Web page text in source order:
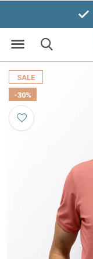
SALE
-30%